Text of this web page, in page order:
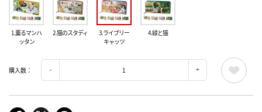
1.薫るマンハ
ッタン
2.猫のスタディ
3.ライブリー
キャッツ
4.緑と猫
購入数：